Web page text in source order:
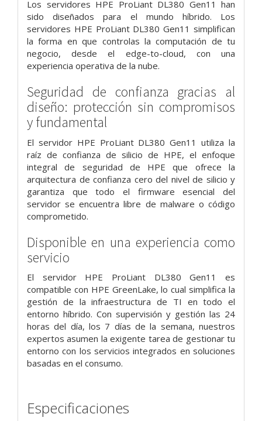
Los servidores HPE ProLiant DL380 Gen11 han
sido diseñados para el mundo híbrido. Los
servidores HPE ProLiant DL380 Gen11 simplifican
la forma en que controlas la computación de tu
negocio, desde el edge-to-cloud, con una
experiencia operativa de la nube.
Seguridad de confianza gracias al
diseño: protección sin compromisos
y fundamental
El servidor HPE ProLiant DL380 Gen11 utiliza la
raíz de confianza de silicio de HPE, el enfoque
integral de seguridad de HPE que ofrece la
arquitectura de confianza cero del nivel de silicio y
garantiza que todo el firmware esencial del
servidor se encuentra libre de malware o código
comprometido.
Disponible en una experiencia como
servicio
El servidor HPE ProLiant DL380 Gen11 es
compatible con HPE GreenLake, lo cual simplifica la
gestión de la infraestructura de TI en todo el
entorno híbrido. Con supervisión y gestión las 24
horas del día, los 7 días de la semana, nuestros
expertos asumen la exigente tarea de gestionar tu
entorno con los servicios integrados en soluciones
basadas en el consumo.
Especificaciones